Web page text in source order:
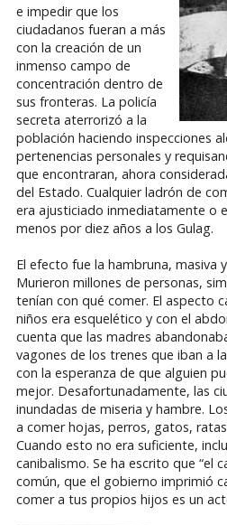
e impedir que los
ciudadanos fueran a más
con la creación de un
inmenso campo de
concentración dentro de
sus fronteras. La policía
secreta aterrorizó a la
población haciendo inspecciones
pertenencias personales y
que encontraran, ahora
del Estado. Cualquier ladrón de
era ajusticiado inmediatamente o
menos por diez años a los Gulag.
El efecto fue la hambruna, masiva
Murieron millones de personas,
tenían con qué comer. El aspecto
niños era esquelético y con el
cuenta que las madres
vagones de los trenes que iban a
con la esperanza de que alguien
mejor. Desafortunadamente, las
inundadas de miseria y hambre.
a comer hojas, perros, gatos,
Cuando esto no era suficiente,
canibalismo. Se ha escrito que “el
común, que el gobierno imprimió
comer a tus propios hijos es un